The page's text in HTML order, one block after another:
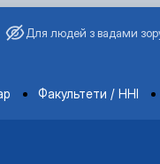
Для людей з вадами
Факультети / ННІ